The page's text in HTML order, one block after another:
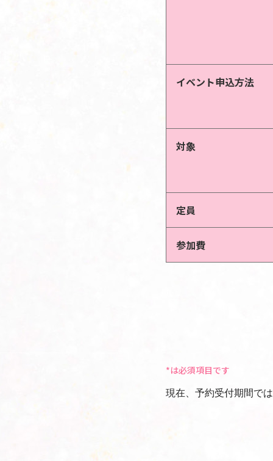
イベント申込方法
対象
定員
参加費
*は必須項目です
現在、予約受付期間で